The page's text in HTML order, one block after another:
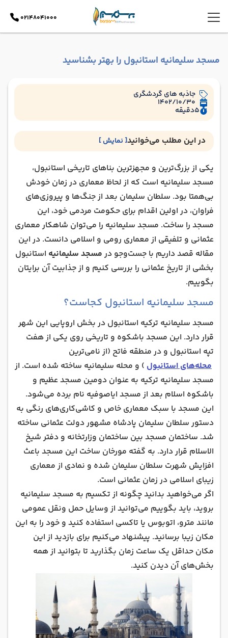
02148041000
مسجد سلیمانیه استانبول را بهتر بشناسید
جاذبه های گردشگری
1402/10/30
5دقیقه
در این مطلب می‌خوانید[ نمایش ]
تاریخچه مسجد سلیمانیه
چه کسانی در مسجد سلیمانیه به خاک سپرده شده‌اند؟
داخل مسجد سلیمانیه
قیمت بلیط و زمان بازدید از مسجد سلیمانیه
نکات مهم بازدید مسجد سلیمانیه
مسجد سلیمانیه استانبول، نگین انگشتری ترکیه
یکی از بزرگ‌ترین و مجهزترین بناهای تاریخی استانبول،
مسجد سلیمانیه است که از لحاظ معماری در زمان خودش
بی‌همتا بود. سلطان سلیمان بعد از جنگ‌ها و پیروزی‌های
فراوان، در اولین اقدام برای حکومت مردمی خود، این
مسجد را ساخت. مسجد سلیمانیه را می‌توان شاهکار معماری
عثمانی و تلفیقی از معماری رومی و اسلامی دانست. در این
مقاله قصد داریم با جست‌وجو در مسجد سلیمانیه استانبول
بخشی از تاریخ عثمانی را بررسی کنیم و از جذابیت آن برایتان
بگوییم.
مسجد سلیمانیه استانبول کجاست؟
مسجد سلیمانیه ترکیه استانبول در بخش اروپایی این شهر
قرار دارد. این مسجد باشکوه و تاریخی روی یکی از هفت
تپه استانبول و در منطقه فاتح (از نامی‌ترین
محله‌های استانبول ) و محله سلیمانیه ساخته شده است. از
مسجد سلیمانیه ترکیه به عنوان دومین مسجد عظیم و
باشکوه اسلام بعد از مسجد ایاصوفیه نام برده می‌شود.
این مسجد با سبک معماری خاص و کاشی‌کاری‌های رنگی به
دستور سلطان سلیمان پادشاه مشهور دولت عثمانی ساخته
شد. ساختمان مسجد بین ساختمان وزارتخانه و دفتر شیخ
الاسلام قرار دارد. به گفته مورخان ساخت این مسجد باعث
افزایش شهرت سلطان سلیمان شده و نمادی از معماری
زیبای اسلامی در زمان عثمانی است.
اگر می‌خواهید بدانید چگونه از تکسیم به مسجد سلیمانیه
بروید، باید بگوییم می‌توانید از وسایل حمل ونقل عمومی
مانند مترو، اتوبوس یا تاکسی استفاده کنید و خود را به این
مکان زیبا برسانید. پیشنهاد می‌کنیم برای بازدید از این
مکان حداقل یک ساعت زمان بگذارید تا بتوانید از همه
بخش‌های آن دیدن کنید.